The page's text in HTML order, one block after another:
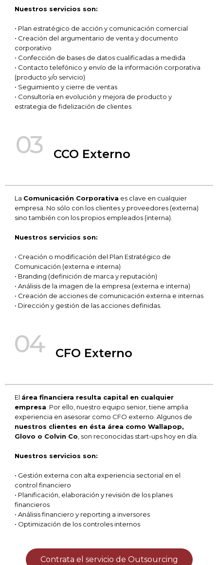
Nuestros servicios son:
• Plan estratégico de acción y comunicación comercial
• Creación del argumentario de venta y documento
corporativo
• Confección de bases de datos cualificadas a medida
• Contacto telefónico y envío de la información corporativa
(producto y/o servicio)
• Seguimiento y cierre de ventas
• Consultoría en evolución y mejora de producto y
estrategia de fidelización de clientes
03 CCO Externo
La Comunicación Corporativa es clave en cualquier
empresa. No sólo con los clientes y proveedores (externa)
sino también con los propios empleados (interna).
Nuestros servicios son:
• Creación o modificación del Plan Estratégico de
Comunicación (externa e interna)
• Branding (definición de marca y reputación)
• Análisis de la imagen de la empresa (externa e interna)
• Creación de acciones de comunicación externa e internas
• Dirección y gestión de las acciones definidas.
04 CFO Externo
El área financiera resulta capital en cualquier
empresa. Por ello, nuestro equipo senior, tiene amplia
experiencia en asesorar como CFO externo. Algunos de
nuestros clientes en ésta área como Wallapop,
Glovo o Colvin Co, son reconocidas start-ups hoy en día.
Nuestros servicios son:
• Gestión externa con alta experiencia sectorial en el
control financiero
• Planificación, elaboración y revisión de los planes
financieros
• Análisis financiero y reporting a inversores
• Optimización de los controles internos
Contrata el servicio de Outsourcing